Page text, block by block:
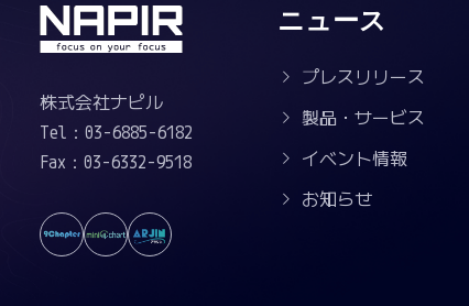
株式会社ナピル
Tel：03-6885-6182
Fax：03-6332-9518
ニュース
プレスリリース
製品・サービス
イベント情報
お知らせ